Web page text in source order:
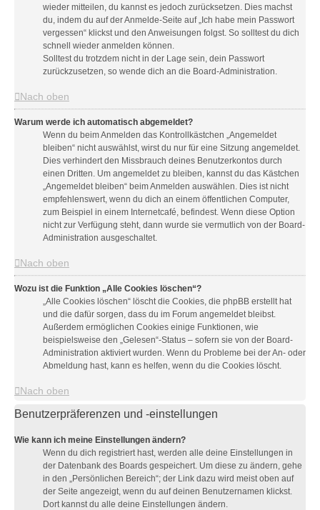
wieder mitteilen, du kannst es jedoch zurücksetzen. Dies machst
du, indem du auf der Anmelde-Seite auf „Ich habe mein Passwort
vergessen“ klickst und den Anweisungen folgst. So solltest du dich
schnell wieder anmelden können.
Solltest du trotzdem nicht in der Lage sein, dein Passwort
zurückzusetzen, so wende dich an die Board-Administration.
Nach oben
Warum werde ich automatisch abgemeldet?
Wenn du beim Anmelden das Kontrollkästchen „Angemeldet
bleiben“ nicht auswählst, wirst du nur für eine Sitzung angemeldet.
Dies verhindert den Missbrauch deines Benutzerkontos durch
einen Dritten. Um angemeldet zu bleiben, kannst du das Kästchen
„Angemeldet bleiben“ beim Anmelden auswählen. Dies ist nicht
empfehlenswert, wenn du dich an einem öffentlichen Computer,
zum Beispiel in einem Internetcafé, befindest. Wenn diese Option
nicht zur Verfügung steht, dann wurde sie vermutlich von der Board-
Administration ausgeschaltet.
Nach oben
Wozu ist die Funktion „Alle Cookies löschen“?
„Alle Cookies löschen“ löscht die Cookies, die phpBB erstellt hat
und die dafür sorgen, dass du im Forum angemeldet bleibst.
Außerdem ermöglichen Cookies einige Funktionen, wie
beispielsweise den „Gelesen“-Status – sofern sie von der Board-
Administration aktiviert wurden. Wenn du Probleme bei der An- oder
Abmeldung hast, kann es helfen, wenn du die Cookies löscht.
Nach oben
Benutzerpräferenzen und -einstellungen
Wie kann ich meine Einstellungen ändern?
Wenn du dich registriert hast, werden alle deine Einstellungen in
der Datenbank des Boards gespeichert. Um diese zu ändern, gehe
in den „Persönlichen Bereich“; der Link dazu wird meist oben auf
der Seite angezeigt, wenn du auf deinen Benutzernamen klickst.
Dort kannst du alle deine Einstellungen ändern.